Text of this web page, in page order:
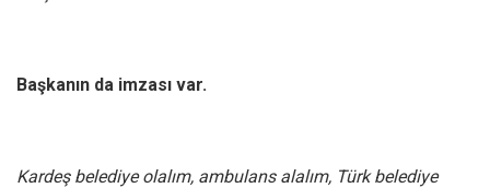
Başkanın da imzası var.
Kardeş belediye olalım, ambulans alalım, Türk belediye